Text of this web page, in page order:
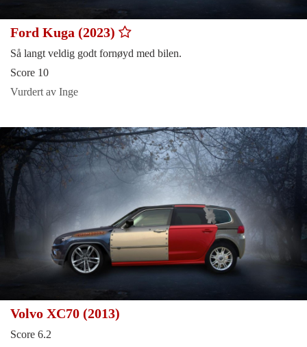
Ford Kuga (2023)
Så langt veldig godt fornøyd med bilen.
Score 10
Vurdert av Inge
Volvo XC70 (2013)
Score 6.2